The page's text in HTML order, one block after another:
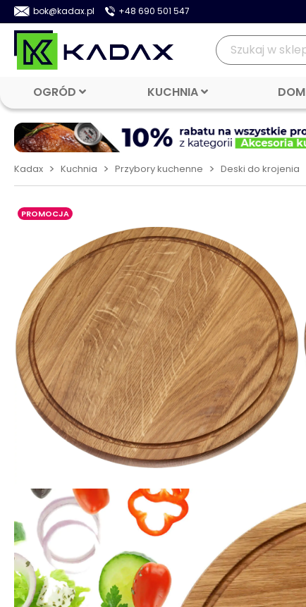
bok@kadax.pl +48 690 501 547
OGRÓD KUCHNIA DOM
Kadax > Kuchnia > Przybory kuchenne > Deski do krojenia
PROMOCJA